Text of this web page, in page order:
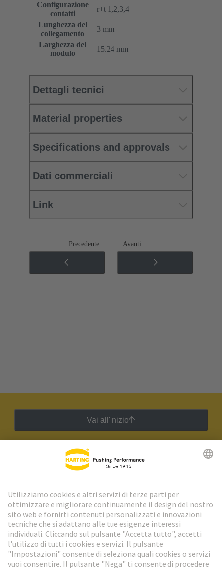
Configurazione
contatti
r+t 1,2,3,4
Lunghezza del
collegamento
3 mm
Larghezza del
modulo
15.24 mm
Dettagli tecnici
Material properties
Specifications and approvals
Dati commerciali
Link
Precedente Avanti
Vai all'inizio
Newsletter HARTING
Vai al registrazione
Social Media